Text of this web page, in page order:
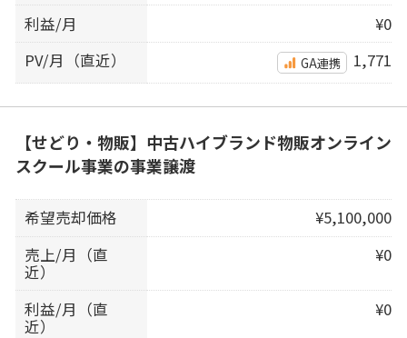
利益/月
¥0
PV/月（直近）
GA連携 1,771
【せどり・物販】中古ハイブランド物販オンライン
スクール事業の事業譲渡
希望売却価格
¥5,100,000
売上/月（直
近）
¥0
利益/月（直
近）
¥0